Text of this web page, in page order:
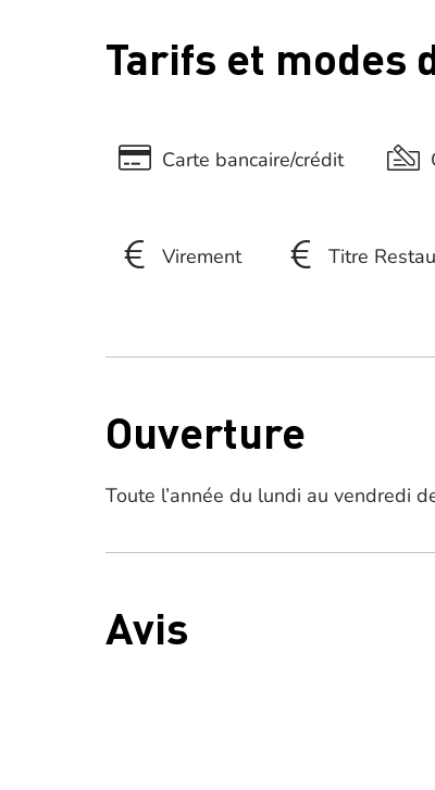
Tarifs et modes
Carte bancaire/crédit
Virement Titre
Ouverture
Toute l’année du lundi au vendredi
Avis